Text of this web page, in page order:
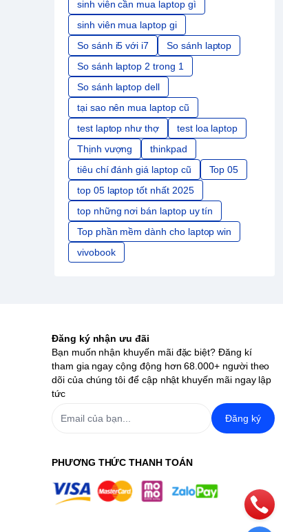
sinh viên cần mua laptop gì
sinh viên mua laptop gi
So sánh i5 với i7
So sánh laptop
So sánh laptop 2 trong 1
So sánh laptop dell
tại sao nên mua laptop cũ
test laptop như thợ
test loa laptop
Thịnh vượng
thinkpad
tiêu chí đánh giá laptop cũ
Top 05
top 05 laptop tốt nhất 2025
top những nơi bán laptop uy tín
Top phần mềm dành cho laptop win
vivobook
Đăng ký nhận ưu đãi
Bạn muốn nhận khuyến mãi đặc biệt? Đăng kí
tham gia ngay cộng động hơn 68.000+ người theo
dõi của chúng tôi để cập nhật khuyến mãi ngay lập
tức
Đăng ký
PHƯƠNG THỨC THANH TOÁN